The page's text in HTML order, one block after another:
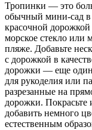
Тропинки — это
обычный мини-сад в
красочной
морское стекло или
пляже. Добавьте
с дорожкой в
дорожки — еще один
для рукоделия или
разрезанные на
дорожки. Покрасьте
добавить немного
естественным